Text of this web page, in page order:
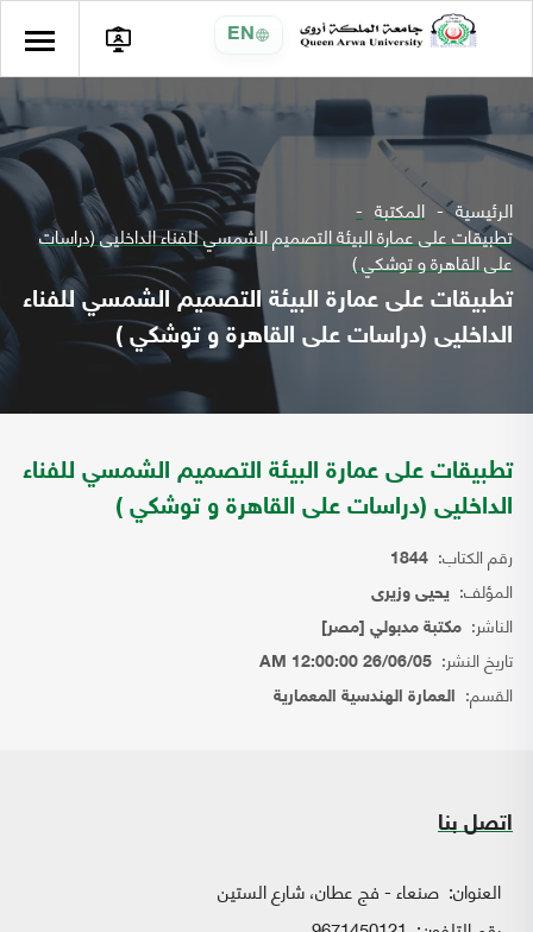
EN
الرئيسية المكتبة
تطبيقات على عمارة البيئة التصميم الشمسي للفناء الداخليى (دراسات
على القاهرة و توشكي )
تطبيقات على عمارة البيئة التصميم الشمسي للفناء
الداخليى (دراسات على القاهرة و توشكي )
تطبيقات على عمارة البيئة التصميم الشمسي للفناء
الداخليى (دراسات على القاهرة و توشكي )
رقم الكتاب: 1844
المؤلف: يحيى وزيرى
الناشر: مكتبة مدبولي [مصر]
تاريخ النشر: 26/06/05 12:00:00 AM
القسم: العمارة الهندسية المعمارية
اتصل بنا
العنوان: صنعاء - فج عطان، شارع الستين